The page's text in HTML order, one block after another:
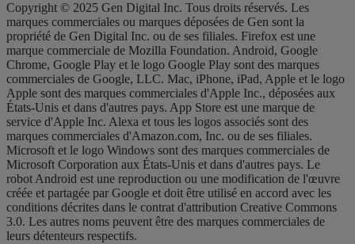
Copyright © 2025 Gen Digital Inc. Tous droits réservés. Les
marques commerciales ou marques déposées de Gen sont la
propriété de Gen Digital Inc. ou de ses filiales. Firefox est une
marque commerciale de Mozilla Foundation. Android, Google
Chrome, Google Play et le logo Google Play sont des marques
commerciales de Google, LLC. Mac, iPhone, iPad, Apple et le logo
Apple sont des marques commerciales d'Apple Inc., déposées aux
États-Unis et dans d'autres pays. App Store est une marque de
service d'Apple Inc. Alexa et tous les logos associés sont des
marques commerciales d'Amazon.com, Inc. ou de ses filiales.
Microsoft et le logo Windows sont des marques commerciales de
Microsoft Corporation aux États-Unis et dans d'autres pays. Le
robot Android est une reproduction ou une modification de l'œuvre
créée et partagée par Google et doit être utilisé en accord avec les
conditions décrites dans le contrat d'attribution Creative Commons
3.0. Les autres noms peuvent être des marques commerciales de
leurs détenteurs respectifs.